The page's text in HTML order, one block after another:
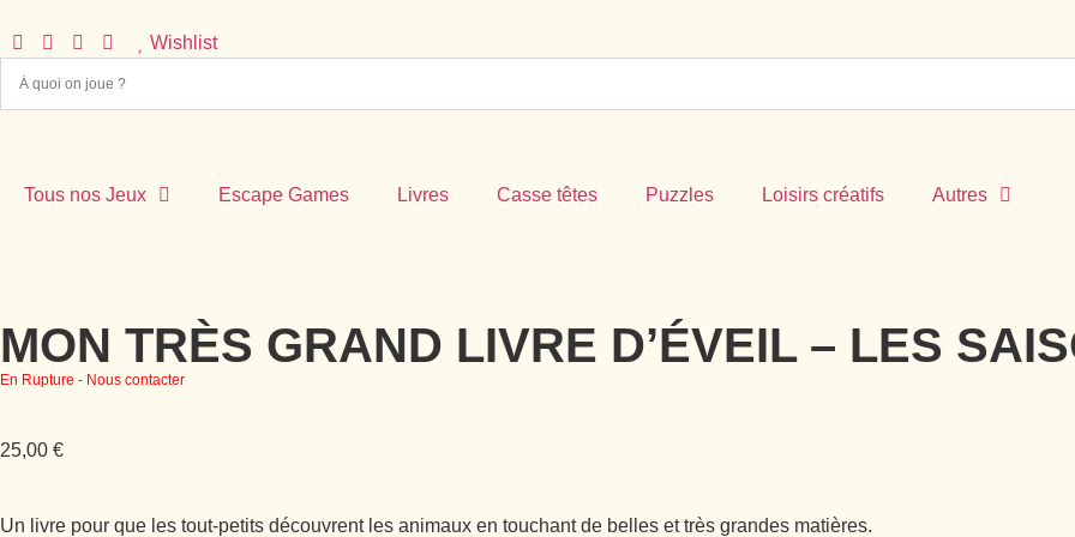
Wishlist
Tous nos Jeux Escape Games Livres Casse têtes Puzzles Loisirs créatifs Autres
MON TRÈS GRAND LIVRE D’ÉVEIL – LES
En Rupture - Nous contacter
25,00 €
Un livre pour que les tout-petits découvrent les animaux en touchant de belles et très grandes matières.